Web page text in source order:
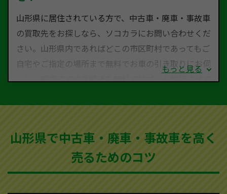
山形県に居住されている方で、中古車・廃車・事故車
の買取先をお探しなら、ソコカラにお問い合わせくだ
さい。山形県内であればどこの市区町村であってもご
自宅やご指定の場所まで無料でお車の引き取りにお伺
いし、廃車までの手続きを無料でサポート代行させて
買取可能です。
ソコカラは世界１１０か国に独自の販売ネットワーク
を持ち、国内に自社物流網、自社ヤードをもっている
もっと見る
山形県で中古車・廃車・事故車を高く
売るためのコツ